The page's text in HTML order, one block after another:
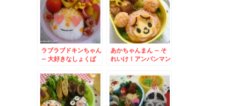
ラブラブドキンちゃん
– 大好きなしょくぱ
あかちゃんまん – そ
れいけ！アンパンマン